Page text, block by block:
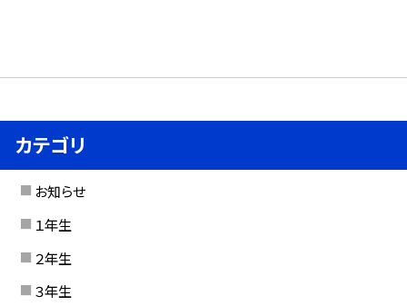
カテゴリ
お知らせ
１年生
２年生
３年生